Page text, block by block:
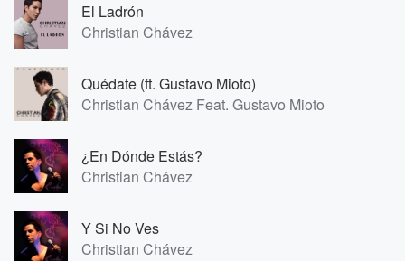
El Ladrón
Christian Chávez
Quédate (ft. Gustavo Mioto)
Christian Chávez Feat. Gustavo Mioto
¿En Dónde Estás?
Christian Chávez
Y Si No Ves
Christian Chávez